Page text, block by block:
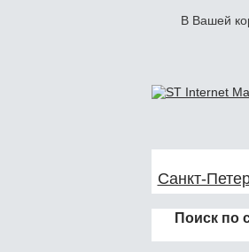
В Вашей
Санкт-
Поиск по